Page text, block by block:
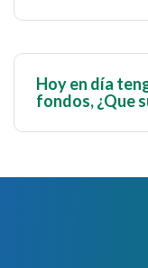
Hoy en día
fondos, ¿Que